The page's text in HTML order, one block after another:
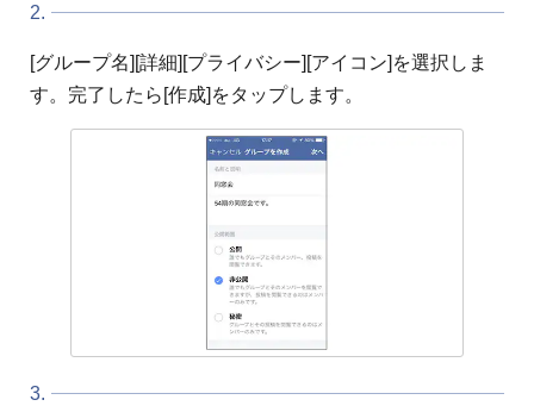
2.
[グループ名][詳細][プライバシー][アイコン]を選択しま
す。完了したら[作成]をタップします。
3.